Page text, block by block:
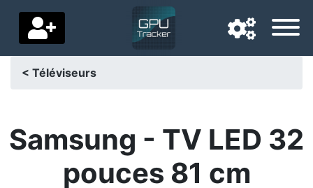
Pays de livraison
< Téléviseurs
Samsung - TV LED 32
pouces 81 cm